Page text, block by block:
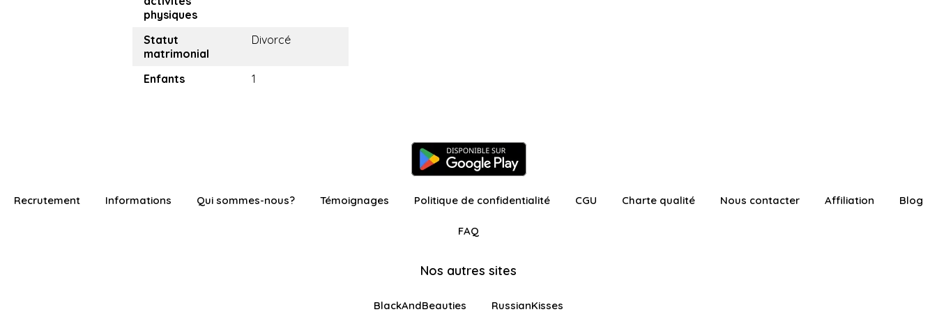
physiques
Statut
matrimonial
Divorcé
Enfants 1
Recrutement Informations Qui sommes-nous? Témoignages Politique de confidentialité CGU Charte qualité Nous contacter Affiliation Blog
FAQ
Nos autres sites
BlackAndBeauties RussianKisses